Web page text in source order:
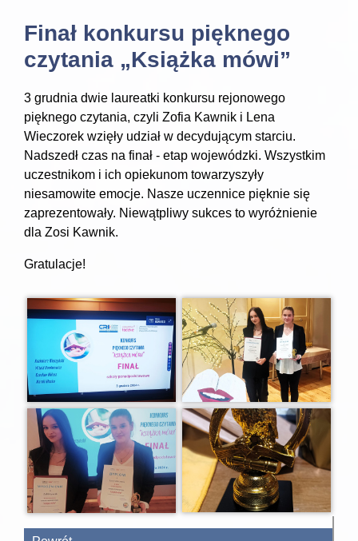
Finał konkursu pięknego
czytania „Książka mówi”
3 grudnia dwie laureatki konkursu rejonowego
pięknego czytania, czyli Zofia Kawnik i Lena
Wieczorek wzięły udział w decydującym starciu.
Nadszedł czas na finał - etap wojewódzki. Wszystkim
uczestnikom i ich opiekunom towarzyszyły
niesamowite emocje. Nasze uczennice pięknie się
zaprezentowały. Niewątpliwy sukces to wyróżnienie
dla Zosi Kawnik.
Gratulacje!